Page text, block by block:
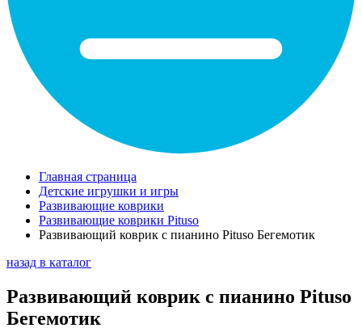
Главная страница
Детские игрушки и игры
Развивающие коврики
Развивающие коврики Pituso
Развивающий коврик с пианино Pituso Бегемотик
назад в каталог
Развивающий коврик с пианино Pituso
Бегемотик